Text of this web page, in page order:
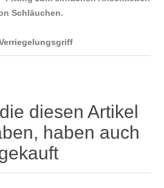
Schläuchen.
diesen Artikel
haben auch